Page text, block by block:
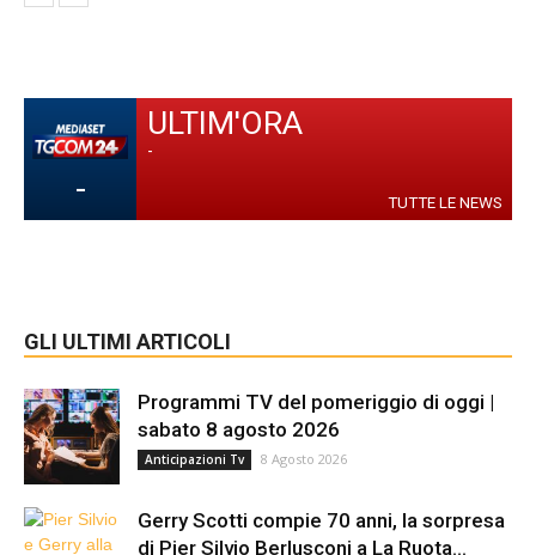
-
ULTIM'ORA
-
TUTTE LE NEWS
GLI ULTIMI ARTICOLI
Programmi TV del pomeriggio di oggi |
sabato 8 agosto 2026
Anticipazioni Tv 8 Agosto 2026
Gerry Scotti compie 70 anni, la sorpresa
di Pier Silvio Berlusconi a La Ruota...